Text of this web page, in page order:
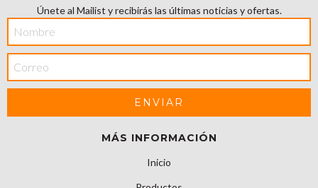
Únete al Mailist y recibirás las últimas noticias y ofertas.
MÁS INFORMACIÓN
Inicio